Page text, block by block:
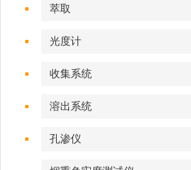
萃取
光度计
收集系统
溶出系统
孔渗仪